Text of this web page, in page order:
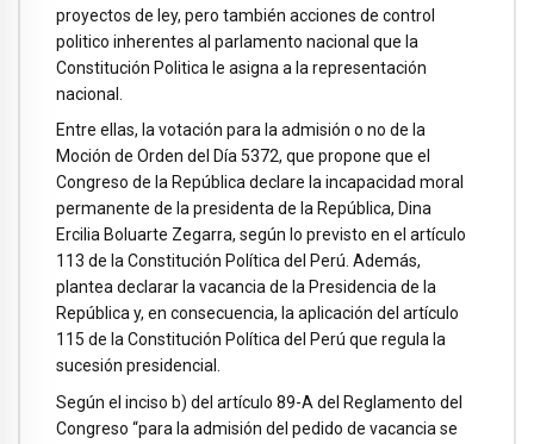
proyectos de ley, pero también acciones de control
politico inherentes al parlamento nacional que la
Constitución Politica le asigna a la representación
nacional.
Entre ellas, la votación para la admisión o no de la
Moción de Orden del Día 5372, que propone que el
Congreso de la República declare la incapacidad moral
permanente de la presidenta de la República, Dina
Ercilia Boluarte Zegarra, según lo previsto en el artículo
113 de la Constitución Política del Perú. Además,
plantea declarar la vacancia de la Presidencia de la
República y, en consecuencia, la aplicación del artículo
115 de la Constitución Política del Perú que regula la
sucesión presidencial.
Según el inciso b) del artículo 89-A del Reglamento del
Congreso “para la admisión del pedido de vacancia se